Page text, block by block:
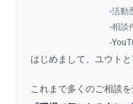
活動
相談
はじめまして、ユウトと
これまで多くのご相談